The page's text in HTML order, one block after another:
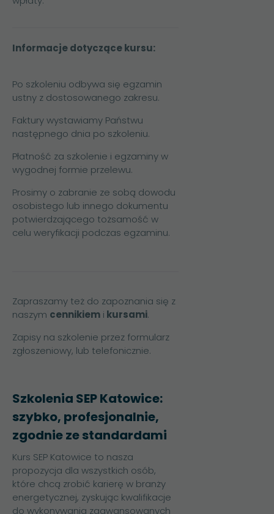
Informacje dotyczące kursu:
Po szkoleniu odbywa się egzamin
ustny z dostosowanego zakresu.
Faktury wystawiamy Państwu
następnego dnia po szkoleniu.
Płatność za szkolenie i egzaminy w
wygodnej formie przelewu.
Prosimy o zabranie ze sobą dowodu
osobistego lub innego dokumentu
potwierdzającego tożsamość w
celu weryfikacji podczas egzaminu.
Zapraszamy też do zapoznania się z
naszym cennikiem i kursami.
Zapisy na szkolenie przez formularz
zgłoszeniowy, lub telefonicznie.
Szkolenia SEP Katowice:
szybko, profesjonalnie,
zgodnie ze standardami
Kurs SEP Katowice to nasza
propozycja dla wszystkich osób,
które chcą zrobić karierę w branży
energetycznej, zyskując kwalifikacje
do wykonywania zaawansowanych